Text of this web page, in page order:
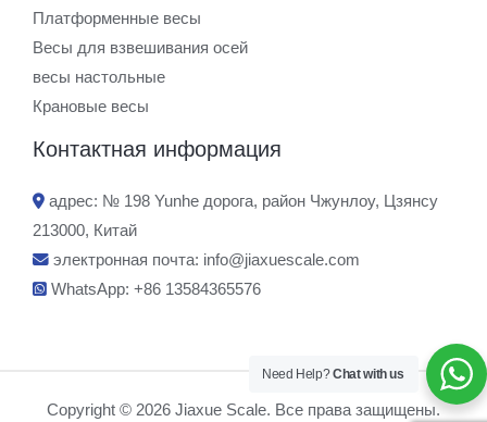
Платформенные весы
Весы для взвешивания осей
весы настольные
Крановые весы
Контактная информация
адрес: № 198 Yunhe дорога, район Чжунлоу, Цзянсу
213000, Китай
электронная почта: info@jiaxuescale.com
WhatsApp: +86 13584365576
Copyright © 2026 Jiaxue Scale. Все права защищены.
Need Help?Chat with us